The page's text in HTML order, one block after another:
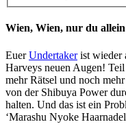
Wien, Wien, nur du
EuerUndertakerist wieder
Harveys neuen Augen!
mehr Rätsel und noch
von der Shibuya Power
halten. Und das ist ein
‘Marashu Nyoke